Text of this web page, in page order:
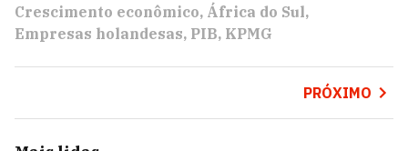
Crescimento econômico África do Sul
Empresas holandesas PIB KPMG
PRÓXIMO